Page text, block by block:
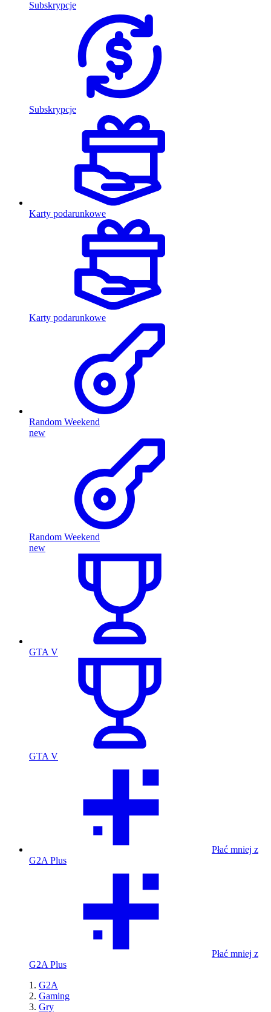
Subskrypcje
Subskrypcje
Karty podarunkowe
Karty podarunkowe
Random Weekend
new
Random Weekend
new
GTA V
GTA V
Płać mniej z
G2A Plus
Płać mniej z
G2A Plus
G2A
Gaming
Gry